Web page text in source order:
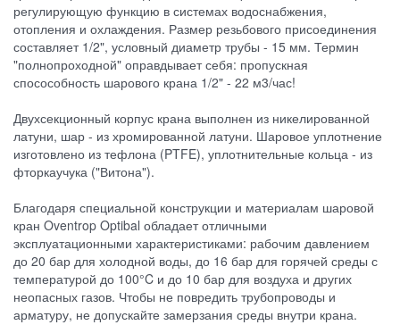
регулирующую функцию в системах водоснабжения,
отопления и охлаждения. Размер резьбового присоединения
составляет 1/2", условный диаметр трубы - 15 мм. Термин
"полнопроходной" оправдывает себя: пропускная
спосособность шарового крана 1/2" - 22 м3/час!
Двухсекционный корпус крана выполнен из никелированной
латуни, шар - из хромированной латуни. Шаровое уплотнение
изготовлено из тефлона (PTFE), уплотнительные кольца - из
фторкаучука ("Витона").
Благодаря специальной конструкции и материалам шаровой
кран Oventrop Optibal обладает отличными
эксплуатационными характеристиками: рабочим давлением
до 20 бар для холодной воды, до 16 бар для горячей среды с
температурой до 100°C и до 10 бар для воздуха и других
неопасных газов. Чтобы не повредить трубопроводы и
арматуру, не допускайте замерзания среды внутри крана.